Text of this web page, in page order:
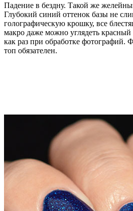
Падение в бездну. Такой же
Глубокий синий оттенок базы не
голографическую крошку, все
макро даже можно углядеть
как раз при обработке
топ обязателен.